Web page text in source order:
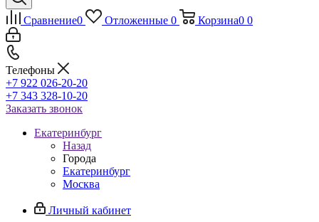
Сравнение0 Отложенные 0 Корзина0 0
Телефоны
+7 922 026-20-20
+7 343 328-10-20
Заказать звонок
Екатеринбург
Назад
Города
Екатеринбург
Москва
Личный кабинет